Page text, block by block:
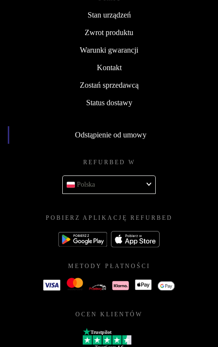
Stan urządzeń
Zwrot produktu
Warunki gwarancji
Kontakt
Zostań sprzedawcą
Status dostawy
Odstąpienie od umowy
REFURBED W
Polska
POBIERZ APLIKACJĘ REFURBED
METODY PŁATNOŚCI
OCEN KLIENTÓW
Trustpilot